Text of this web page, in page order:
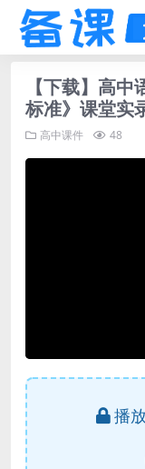
【下载】高
标准》课堂实
高中课件 48
播